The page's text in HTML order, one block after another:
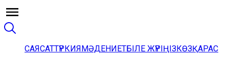
САЯСАТТҮРКИЯМӘДЕНИЕТБІЛЕ ЖҮРІҢІЗКӨЗҚАРАС